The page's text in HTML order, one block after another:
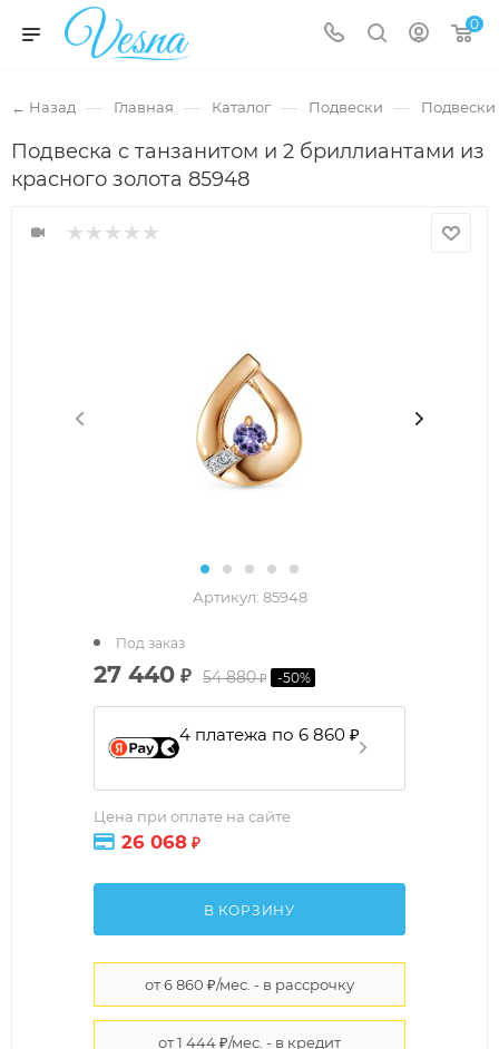
0
← Назад — Главная — Каталог — Подвески — Подвески
Подвеска с танзанитом и 2 бриллиантами из
красного золота 85948
Артикул: 85948
27 440 ₽ 54 880₽ -50%
4 платежа по 6 860 ₽
Цена при оплате на сайте
26 068 ₽
Под заказ
В КОРЗИНУ